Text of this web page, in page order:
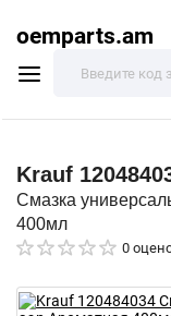
oemparts.am
Krauf
Смазка
400мл
0